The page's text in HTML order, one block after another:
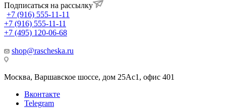
Подписаться на рассылку
+7 (916) 555-11-11
+7 (916) 555-11-11
+7 (495) 120-06-68
shop@rascheska.ru
Москва, Варшавское шоссе, дом 25Аc1, офис 401
Вконтакте
Telegram